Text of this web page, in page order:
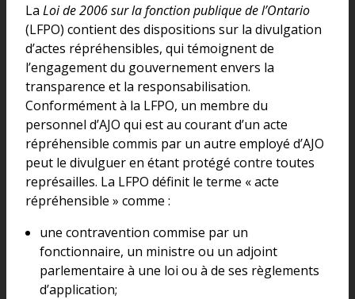
La Loi de 2006 sur la fonction publique de l’Ontario
(LFPO) contient des dispositions sur la divulgation
d’actes répréhensibles, qui témoignent de
l’engagement du gouvernement envers la
transparence et la responsabilisation.
Conformément à la LFPO, un membre du
personnel d’AJO qui est au courant d’un acte
répréhensible commis par un autre employé d’AJO
peut le divulguer en étant protégé contre toutes
représailles. La LFPO définit le terme « acte
répréhensible » comme :
une contravention commise par un
fonctionnaire, un ministre ou un adjoint
parlementaire à une loi ou à de ses règlements
d’application;